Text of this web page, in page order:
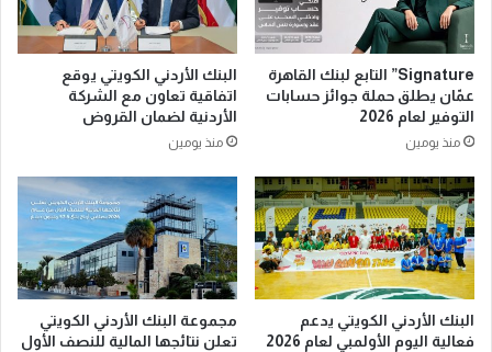
Signature” التابع لبنك القاهرة
عمّان يطلق حملة جوائز حسابات
التوفير لعام 2026
منذ يومين
البنك الأردني الكويتي يوقع
اتفاقية تعاون مع الشركة
الأردنية لضمان القروض
منذ يومين
البنك الأردني الكويتي يدعم
فعالية اليوم الأولمبي لعام 2026
مجموعة البنك الأردني الكويتي
تعلن نتائجها المالية للنصف الأول